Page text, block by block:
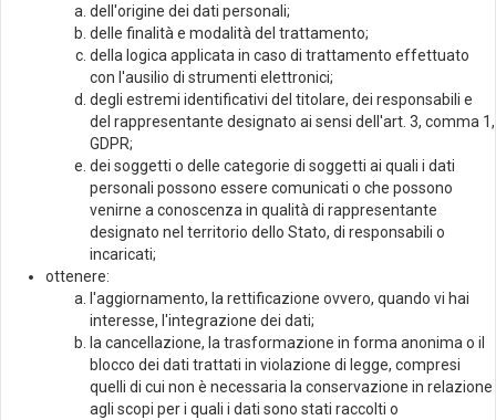
dell'origine dei dati personali;
delle finalità e modalità del trattamento;
della logica applicata in caso di trattamento effettuato
con l'ausilio di strumenti elettronici;
degli estremi identificativi del titolare, dei responsabili e
del rappresentante designato ai sensi dell'art. 3, comma 1,
GDPR;
dei soggetti o delle categorie di soggetti ai quali i dati
personali possono essere comunicati o che possono
venirne a conoscenza in qualità di rappresentante
designato nel territorio dello Stato, di responsabili o
incaricati;
ottenere:
l'aggiornamento, la rettificazione ovvero, quando vi hai
interesse, l'integrazione dei dati;
la cancellazione, la trasformazione in forma anonima o il
blocco dei dati trattati in violazione di legge, compresi
quelli di cui non è necessaria la conservazione in relazione
agli scopi per i quali i dati sono stati raccolti o